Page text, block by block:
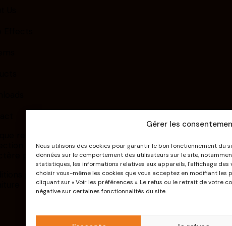
Gérer les
Nous utilisons des cookies pour garantir le bon fonctionnement du
données sur le comportement des utilisateurs sur le site,
statistiques, les informations relatives aux appareils, l'affichage des
choisir vous-même les cookies que vous acceptez en modifiant les
cliquant sur « Voir les préférences ». Le refus ou le retrait de votre
négative sur certaines fonctionnalités du site.
des données à
personnel
générales de